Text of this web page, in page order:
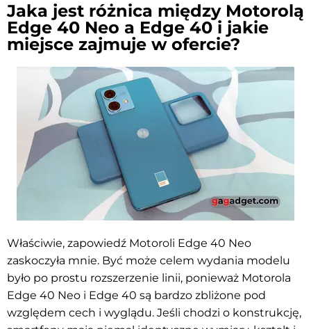
Jaka jest różnica między Motorolą
Edge 40 Neo a Edge 40 i jakie
miejsce zajmuje w ofercie?
Właściwie, zapowiedź Motoroli Edge 40 Neo
zaskoczyła mnie. Być może celem wydania modelu
było po prostu rozszerzenie linii, ponieważ Motorola
Edge 40 Neo i Edge 40 są bardzo zbliżone pod
względem cech i wyglądu. Jeśli chodzi o konstrukcję,